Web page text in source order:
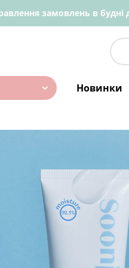
замовлень в будні
Новинки